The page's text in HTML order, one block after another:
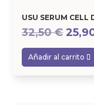
USU SERUM CELL
32,50€ El
era:
Añadir al carrito